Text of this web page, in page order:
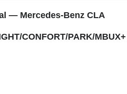
— Mercedes-Benz CLA
CONFORT/PARK/MBUX+